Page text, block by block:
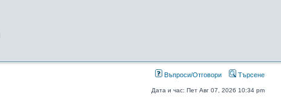
Въпроси/Отговори Търсене
Дата и час: Пет Авг 07, 2026 10:34 pm